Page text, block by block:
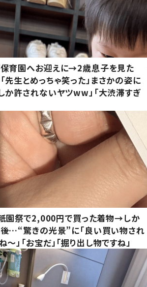
育園へお迎えに→2歳息子を見た
生とめっちゃ笑った」まさかの姿に
か許されないヤツww」「大渋滞すぎ
園祭で2,000円で買った着物→しか
…“驚きの光景”に「良い買い物され
～」「お宝だ」「掘り出し物ですね」